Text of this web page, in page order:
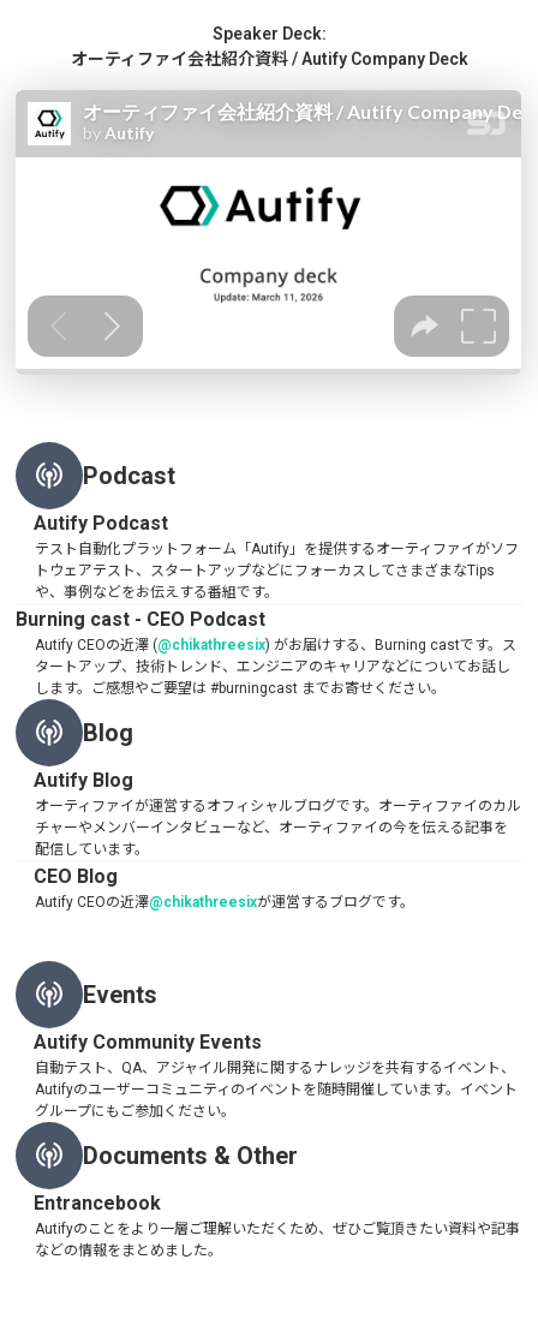
Speaker Deck:
オーティファイ会社紹介資料 / Autify Company Deck
Podcast
Autify Podcast
テスト自動化プラットフォーム「Autify」を提供するオーティファイがソフ
トウェアテスト、スタートアップなどにフォーカスしてさまざまなTips
や、事例などをお伝えする番組です。
Burning cast - CEO Podcast
Autify CEOの近澤 (@chikathreesix) がお届けする、Burning castです。ス
タートアップ、技術トレンド、エンジニアのキャリアなどについてお話し
します。ご感想やご要望は #burningcast までお寄せください。
Blog
Autify Blog
オーティファイが運営するオフィシャルブログです。オーティファイのカル
チャーやメンバーインタビューなど、オーティファイの今を伝える記事を
配信しています。
CEO Blog
Autify CEOの近澤@chikathreesixが運営するブログです。
Events
Autify Community Events
自動テスト、QA、アジャイル開発に関するナレッジを共有するイベント、
Autifyのユーザーコミュニティのイベントを随時開催しています。イベント
グループにもご参加ください。
Documents & Other
Entrancebook
Autifyのことをより一層ご理解いただくため、ぜひご覧頂きたい資料や記事
などの情報をまとめました。